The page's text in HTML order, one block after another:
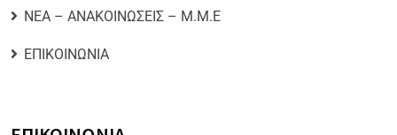
ΝΕΑ – ΑΝΑΚΟΙΝΩΣΕΙΣ – Μ.Μ.Ε
ΕΠΙΚΟΙΝΩΝΙΑ